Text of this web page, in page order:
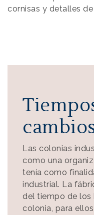
cornisas y detalles
Las colonias
como una
tenía como
industrial. La
del tiempo de los
colonia, para